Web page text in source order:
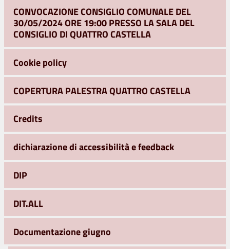
CONVOCAZIONE CONSIGLIO COMUNALE DEL
30/05/2024 ORE 19:00 PRESSO LA SALA DEL
CONSIGLIO DI QUATTRO CASTELLA
Cookie policy
COPERTURA PALESTRA QUATTRO CASTELLA
Credits
dichiarazione di accessibilità e feedback
DIP
DIT.ALL
Documentazione giugno